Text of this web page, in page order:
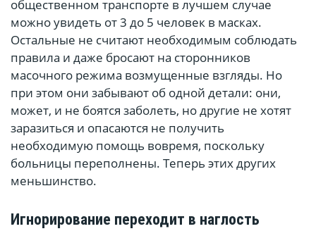
общественном транспорте в лучшем случае
можно увидеть от 3 до 5 человек в масках.
Остальные не считают необходимым соблюдать
правила и даже бросают на сторонников
масочного режима возмущенные взгляды. Но
при этом они забывают об одной детали: они,
может, и не боятся заболеть, но другие не хотят
заразиться и опасаются не получить
необходимую помощь вовремя, поскольку
больницы переполнены. Теперь этих других
меньшинство.
Игнорирование переходит в наглость